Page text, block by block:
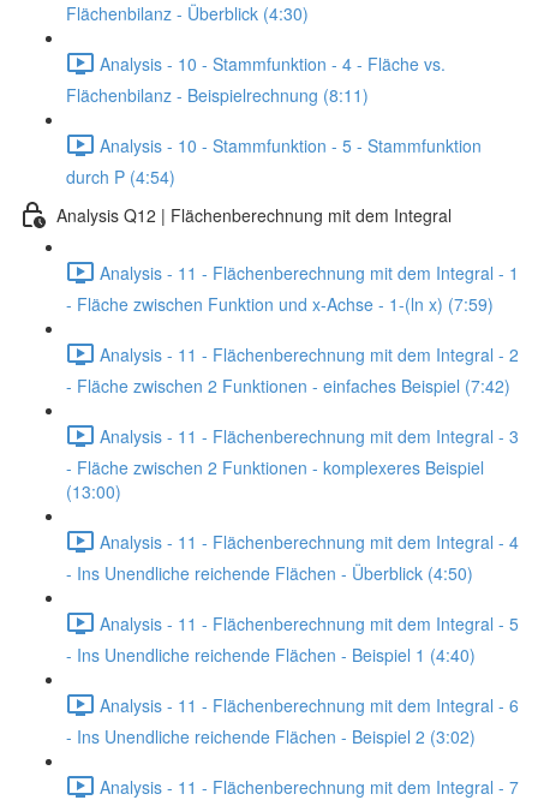
Flächenbilanz - Überblick (4:30)
Analysis - 10 - Stammfunktion - 4 - Fläche vs.
Flächenbilanz - Beispielrechnung (8:11)
Analysis - 10 - Stammfunktion - 5 - Stammfunktion
durch P (4:54)
Analysis Q12 | Flächenberechnung mit dem Integral
Analysis - 11 - Flächenberechnung mit dem Integral - 1
- Fläche zwischen Funktion und x-Achse - 1-(ln x) (7:59)
Analysis - 11 - Flächenberechnung mit dem Integral - 2
- Fläche zwischen 2 Funktionen - einfaches Beispiel (7:42)
Analysis - 11 - Flächenberechnung mit dem Integral - 3
- Fläche zwischen 2 Funktionen - komplexeres Beispiel
(13:00)
Analysis - 11 - Flächenberechnung mit dem Integral - 4
- Ins Unendliche reichende Flächen - Überblick (4:50)
Analysis - 11 - Flächenberechnung mit dem Integral - 5
- Ins Unendliche reichende Flächen - Beispiel 1 (4:40)
Analysis - 11 - Flächenberechnung mit dem Integral - 6
- Ins Unendliche reichende Flächen - Beispiel 2 (3:02)
Analysis - 11 - Flächenberechnung mit dem Integral - 7